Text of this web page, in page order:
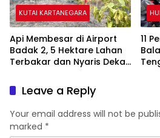
KUTAI KARTANEGARA
Api Membesar di Airport
Badak 2, 5 Hektare Lahan
Terbakar dan Nyaris Dekati
11
Leave a Reply
Your email address will not be
marked *